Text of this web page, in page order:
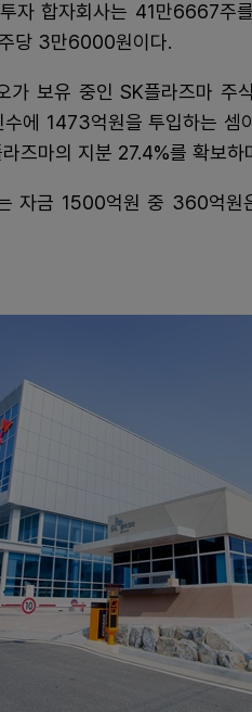
자 합자회사는 41만6667주
당 3만6000원이다.
가 보유 중인 SK플라즈마 주
에 1473억원을 투입하는 셈
즈마의 지분 27.4%를 확보
자금 1500억원 중 360억원